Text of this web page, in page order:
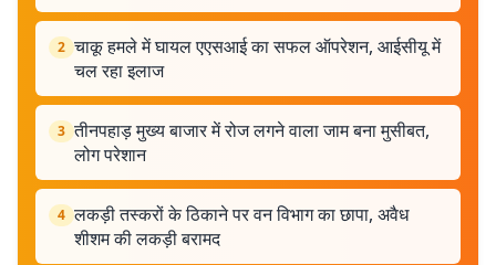
2 चाकू हमले में घायल एएसआई का सफल ऑपरेशन, आईसीयू में
चल रहा इलाज
3 तीनपहाड़ मुख्य बाजार में रोज लगने वाला जाम बना मुसीबत,
लोग परेशान
4 लकड़ी तस्करों के ठिकाने पर वन विभाग का छापा, अवैध
शीशम की लकड़ी बरामद